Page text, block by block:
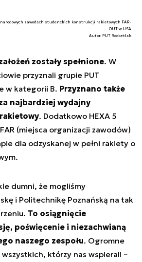
zawodach studenckich konstrukcji rakietowych FAR-
OUT w USA
Autor. PUT Rocketlab
zostały spełnione. W
przyznali grupie PUT
w kategorii B. Przyznano także
najbardziej wydajny
. Dodatkowo HEXA 5
(miejsca organizacji zawodów)
dla odzyskanej w pełni rakiety o
dumni, że mogliśmy
i Politechnikę Poznańską na tak
To osiągnięcie
poświęcenie i niezachwianą
naszego zespołu. Ogromne
którzy nas wspierali –